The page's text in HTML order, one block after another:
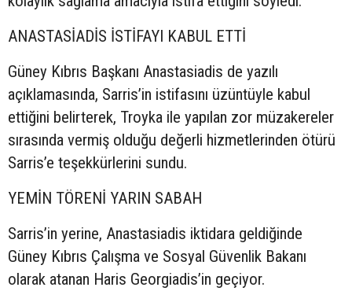
ANASTASİADİS İSTİFAYI KABUL ETTİ
Güney Kıbrıs Başkanı Anastasiadis de yazılı
açıklamasında, Sarris’in istifasını üzüntüyle kabul
ettiğini belirterek, Troyka ile yapılan zor müzakereler
sırasında vermiş olduğu değerli hizmetlerinden ötürü
Sarris’e teşekkürlerini sundu.
YEMİN TÖRENİ YARIN SABAH
Sarris’in yerine, Anastasiadis iktidara geldiğinde
Güney Kıbrıs Çalışma ve Sosyal Güvenlik Bakanı
olarak atanan Haris Georgiadis’in geçiyor.